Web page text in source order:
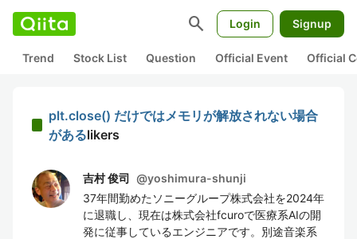
search Login Signup
Trend Stock List Question Official Event Official
plt.close() だけではメモリが解放されない場合
があるlikers
吉村 俊司 @yoshimura-shunji
37年間勤めたソニーグループ株式会社を2024年
に退職し、現在は株式会社fcuroで医療系AIの開
発に従事しているエンジニアです。別途音楽系